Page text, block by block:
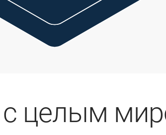
с целым